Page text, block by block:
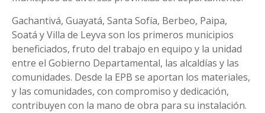
Gachantivá, Guayatá, Santa Sofía, Berbeo, Paipa,
Soatá y Villa de Leyva son los primeros municipios
beneficiados, fruto del trabajo en equipo y la unidad
entre el Gobierno Departamental, las alcaldías y las
comunidades. Desde la EPB se aportan los materiales,
y las comunidades, con compromiso y dedicación,
contribuyen con la mano de obra para su instalación.